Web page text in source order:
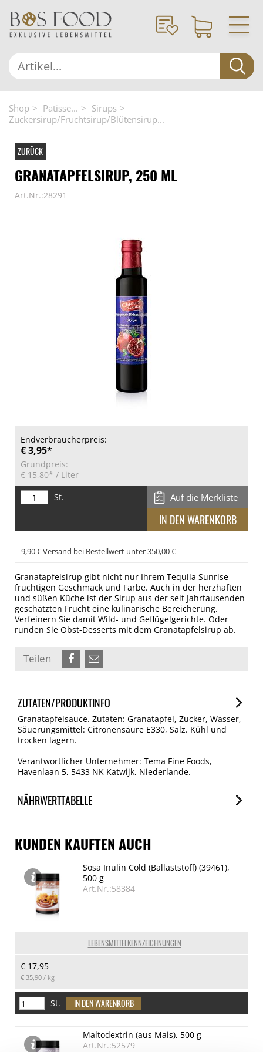
Shop Patisse...
Sirups
Zuckersirup/Fruchtsirup/Blütensirup...
ZURÜCK
GRANATAPFELSIRUP, 250 ML
Art.Nr.:28291
Endverbraucherpreis:
€ 3,95*
Grundpreis:
€ 15,80* / Liter
St.
Auf die Merkliste
9,90 € Versand bei Bestellwert unter 350,00 €
Granatapfelsirup gibt nicht nur Ihrem Tequila Sunrise
fruchtigen Geschmack und Farbe. Auch in der herzhaften
und süßen Küche ist der Sirup aus der seit Jahrtausenden
geschätzten Frucht eine kulinarische Bereicherung.
Verfeinern Sie damit Wild- und Geflügelgerichte. Oder
runden Sie Obst-Desserts mit dem Granatapfelsirup ab.
Teilen
ZUTATEN/PRODUKTINFO
Granatapfelsauce. Zutaten: Granatapfel, Zucker, Wasser,
Säuerungsmittel: Citronensäure E330, Salz. Kühl und
trocken lagern.
Verantwortlicher Unternehmer: Tema Fine Foods,
Havenlaan 5, 5433 NK Katwijk, Niederlande.
NÄHRWERTTABELLE
je 100ml
Brennwert
1012 kJ/242 kcal
Fett
60 g
0.7 g
KUNDEN KAUFTEN AUCH
LEBENSMITTELKENNZEICHNUNGEN
Sosa Inulin Cold (Ballaststoff) (39461),
500 g
Art.Nr.:58384
€ 17,95
€ 35,90 / kg
St.
Maltodextrin (aus Mais), 500 g
Art.Nr.:52579